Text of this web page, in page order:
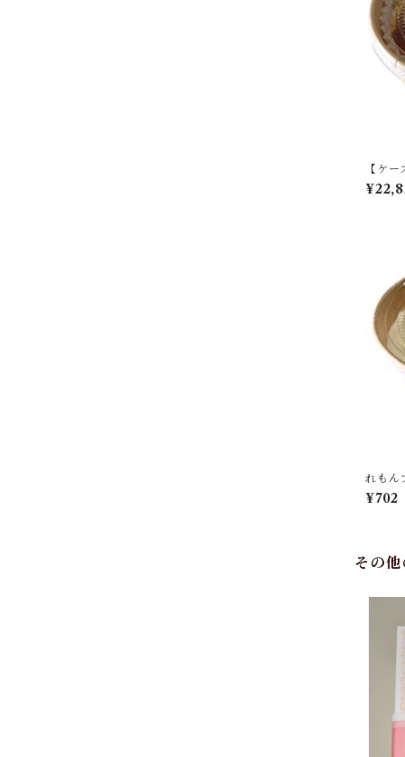
【ケ
カタラ
れもん
¥702
その